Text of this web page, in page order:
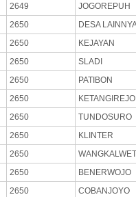
2649 JOGOREPUH
2650 DESA
2650 KEJAYAN
2650 SLADI
2650 PATIBON
2650 KETANGIREJO
2650 TUNDOSURO
2650 KLINTER
2650
2650 BENERWOJO
2650 COBANJOYO